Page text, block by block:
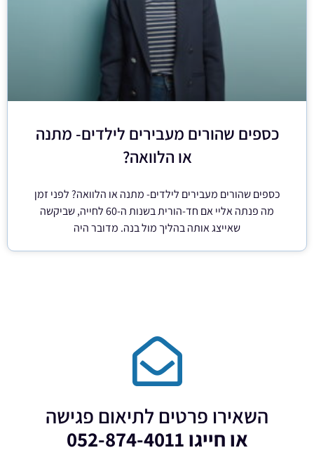
כספים שהורים מעבירים לילדים- מתנה
או הלוואה?
כספים שהורים מעבירים לילדים- מתנה או הלוואה? לפני זמן
מה פנתה אליי אם חד-הורית בשנות ה-60 לחייה, שביקשה
שאייצג אותה בהליך מול בנה. מדובר היה
השאירו פרטים לתיאום פגישה
או חייגו 052-874-4011